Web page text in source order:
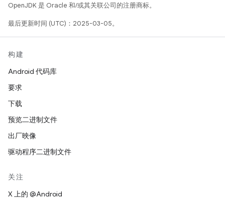
OpenJDK 是 Oracle 和/或其关联公司的注册商标。
最后更新时间 (UTC)：2025-03-05。
构建
Android 代码库
要求
下载
预览二进制文件
出厂映像
驱动程序二进制文件
关注
X 上的 @Android